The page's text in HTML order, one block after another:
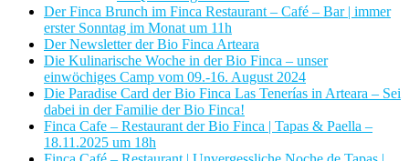
Der Finca Brunch im Finca Restaurant – Café – Bar | immer
erster Sonntag im Monat um 11h
Der Newsletter der Bio Finca Arteara
Die Kulinarische Woche in der Bio Finca – unser
einwöchiges Camp vom 09.-16. August 2024
Die Paradise Card der Bio Finca Las Tenerías in Arteara – Sei
dabei in der Familie der Bio Finca!
Finca Cafe – Restaurant der Bio Finca | Tapas & Paella –
18.11.2025 um 18h